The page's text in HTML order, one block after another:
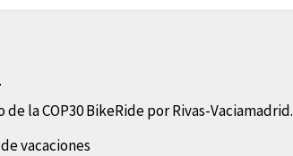
la COP30 BikeRide por Rivas-Vaciamadrid.
vacaciones